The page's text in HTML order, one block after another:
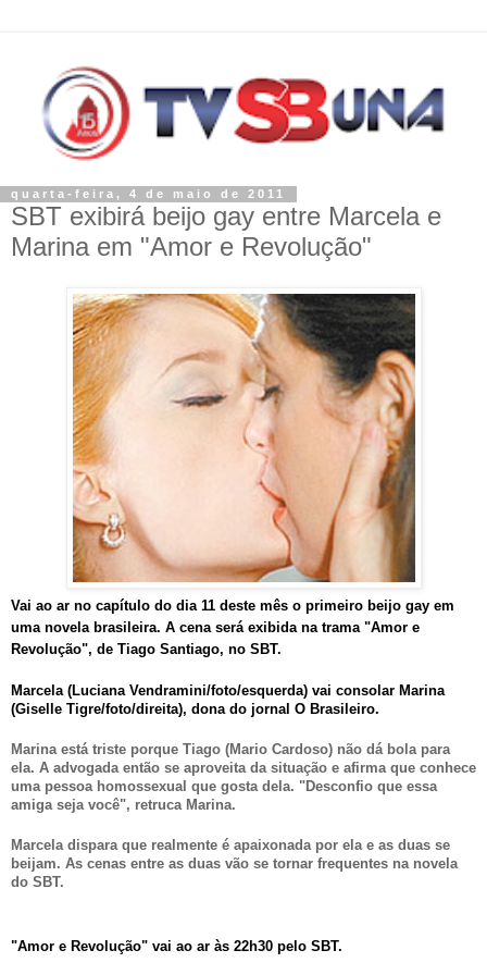
quarta-feira, 4 de maio de 2011
SBT exibirá beijo gay entre Marcela e
Marina em "Amor e Revolução"
Vai ao ar no capítulo do dia 11 deste mês o primeiro beijo gay em
uma novela brasileira. A cena será exibida na trama "Amor e
Revolução", de Tiago Santiago, no SBT.
Marcela (Luciana Vendramini/foto/esquerda) vai consolar Marina
(Giselle Tigre/foto/direita), dona do jornal O Brasileiro.
Marina está triste porque Tiago (Mario Cardoso) não dá bola para
ela. A advogada então se aproveita da situação e afirma que conhece
uma pessoa homossexual que gosta dela. "Desconfio que essa
amiga seja você", retruca Marina.
Marcela dispara que realmente é apaixonada por ela e as duas se
beijam. As cenas entre as duas vão se tornar frequentes na novela
do SBT.
"Amor e Revolução" vai ao ar às 22h30 pelo SBT.